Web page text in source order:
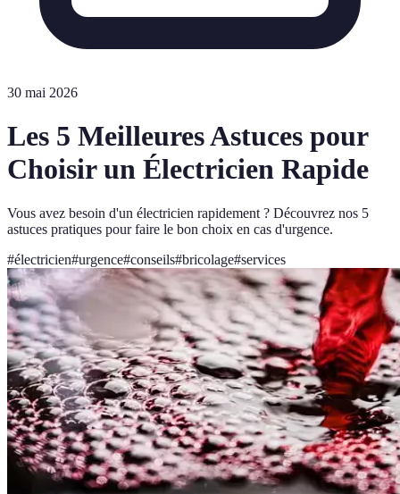
30 mai 2026
Les 5 Meilleures Astuces pour
Choisir un Électricien Rapide
Vous avez besoin d'un électricien rapidement ? Découvrez nos 5
astuces pratiques pour faire le bon choix en cas d'urgence.
#électricien#urgence#conseils#bricolage#services